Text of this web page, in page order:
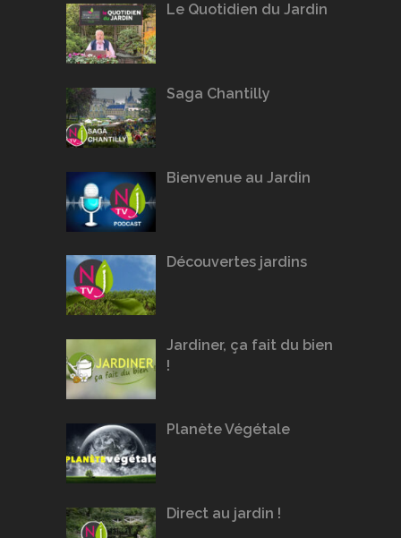
Le Quotidien du Jardin
Saga Chantilly
Bienvenue au Jardin
Découvertes jardins
Jardiner, ça fait du bien
!
Planète Végétale
Direct au jardin !